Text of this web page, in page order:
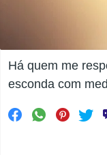
Há quem me
esconda com